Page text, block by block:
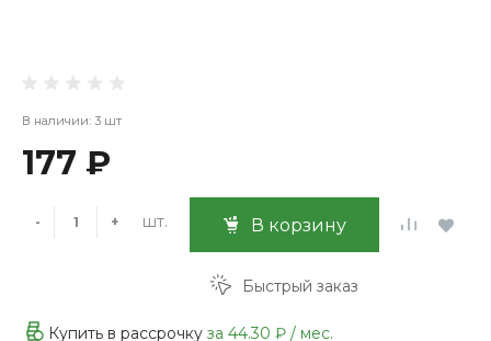
В наличии: 3 шт
177 ₽
- + шт. В корзину
Быстрый заказ
Купить в рассрочку за 44.30 ₽ / мес.